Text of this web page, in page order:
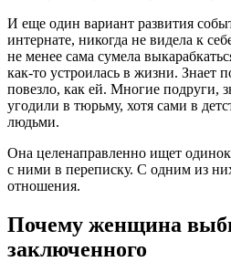
И еще один вариант развития
интернате, никогда не видела к
не менее сама сумела
как-то устроилась в жизни. Знает
повезло, как ей. Многие подруги,
угодили в тюрьму, хотя сами в
людьми.
Она целенаправленно ищет
с ними в переписку. С одним из
отношения.
Почему женщина
заключенного